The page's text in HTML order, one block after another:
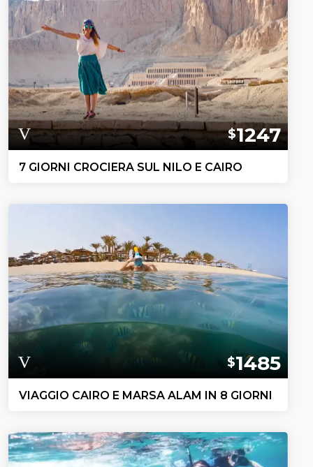
$1247
7 GIORNI CROCIERA SUL NILO E CAIRO
$1485
VIAGGIO CAIRO E MARSA ALAM IN 8 GIORNI